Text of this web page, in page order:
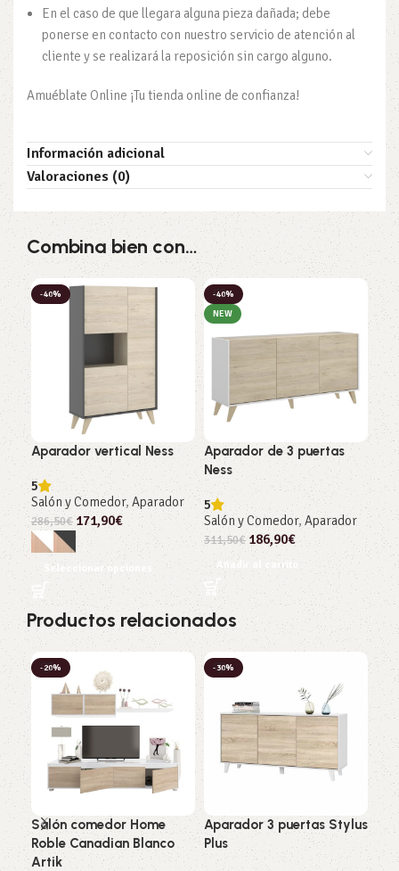
En el caso de que llegara alguna pieza dañada; debe
ponerse en contacto con nuestro servicio de atención al
cliente y se realizará la reposición sin cargo alguno.
Amuéblate Online ¡Tu tienda online de confianza!
Información adicional
Valoraciones (0)
Combina bien con…
-40%
Aparador vertical Ness
5
Salón y Comedor, Aparador
286,50€ 171,90€
Seleccionar opciones
-40%
NEW
Aparador de 3 puertas
Ness
5
Salón y Comedor,Aparador
311,50€ 186,90€
Añadir al carrito
Productos relacionados
-20%
Salón comedor Home
Roble Canadian Blanco
Artik
-30%
Aparador 3 puertas Stylus
Plus
-
y